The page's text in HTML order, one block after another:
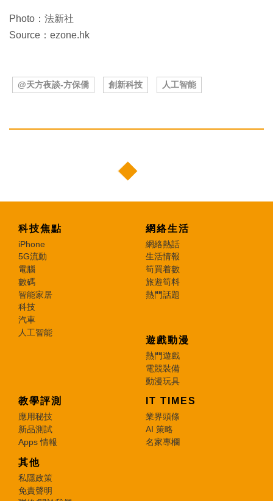
Photo：法新社
Source：ezone.hk
@天方夜談-方保僑 創新科技 人工智能
科技焦點
iPhone
5G流動
電腦
數碼
智能家居
科技
汽車
人工智能
網絡生活
網絡熱話
生活情報
筍買着數
旅遊筍料
熱門話題
遊戲動漫
熱門遊戲
電競裝備
動漫玩具
教學評測
應用秘技
新品測試
Apps 情報
IT TIMES
業界頭條
AI 策略
名家專欄
其他
私隱政策
免責聲明